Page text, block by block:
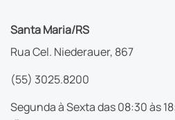
Santa Maria/RS
Rua Cel. Niederauer, 867
(55) 3025.8200
Segunda à Sexta das 08:30 às